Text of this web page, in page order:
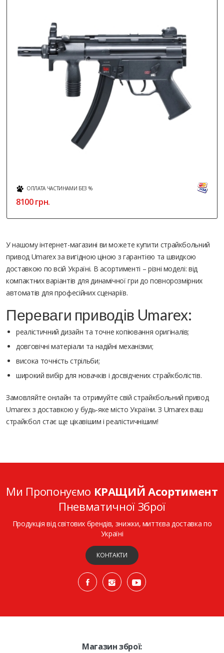
ОПЛАТА ЧАСТИНАМИ БЕЗ %
8100грн.
У нашому інтернет-магазині ви можете купити страйкбольний
привод Umarex за вигідною ціною з гарантією та швидкою
доставкою по всій Україні. В асортименті – різні моделі: від
компактних варіантів для динамічної гри до повнорозмірних
автоматів для професійних сценаріїв.
Переваги приводів Umarex:
реалістичний дизайн та точне копіювання оригіналів;
довговічні матеріали та надійні механізми;
висока точність стрільби;
широкий вибір для новачків і досвідчених страйкболістів.
Замовляйте онлайн та отримуйте свій страйкбольний привод
Umarex з доставкою у будь-яке місто України. З Umarex ваш
страйкбол стає ще цікавішим і реалістичнішим!
Ми Пропонуємо КРАЩИЙ Асортимент
Пневматичної Зброї
Продукція від світових брендів, знижки, миттєва доставка по
Україні
КОНТАКТИ
Магазин зброї: